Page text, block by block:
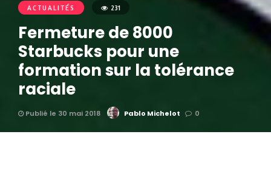
ACTUALITÉS 231
Fermeture de 8000
Starbucks pour une
formation sur la tolérance
raciale
Publié le 30 mai 2018 Pablo Michelot 0